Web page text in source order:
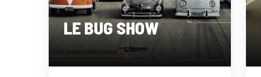
LE BUG SHOW